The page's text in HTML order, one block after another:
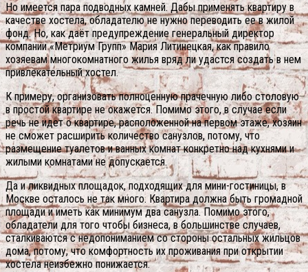
Но имеется пара подводных камней. Дабы применять квартиру в
качестве хостела, обладателю не нужно переводить ее в жилой
фонд. Но, как даёт предупреждение генеральный директор
компании «Метриум Групп» Мария Литинецкая, как правило
хозяевам многокомнатного жилья вряд ли удастся создать в нем
привлекательный хостел.
К примеру, организовать полноценную прачечную либо столовую
в простой квартире не окажется. Помимо этого, в случае если
речь не идет о квартире, расположенной на первом этаже, хозяин
не сможет расширить количество санузлов, потому, что
размещение туалетов и ванных комнат конкретно над кухнями и
жилыми комнатами не допускается.
Да и ликвидных площадок, подходящих для мини-гостиницы, в
Москве осталось не так много. Квартира должна быть громадной
площади и иметь как минимум два санузла. Помимо этого,
обладатели для того чтобы бизнеса, в большинстве случаев,
сталкиваются с недопониманием со стороны остальных жильцов
дома, потому, что комфортность их проживания при открытии
хостела неизбежно понижается.